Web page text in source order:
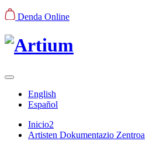
Denda Online
English
Español
Inicio2
Artisten Dokumentazio Zentroa